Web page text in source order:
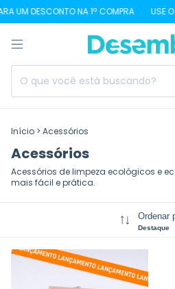
UM DESCONTO NA 1ª COMPRA USE O
Início > Acessórios
Acessórios
Acessórios de limpeza ecológicos e
mais fácil e prática.
Ordenar
Destaque